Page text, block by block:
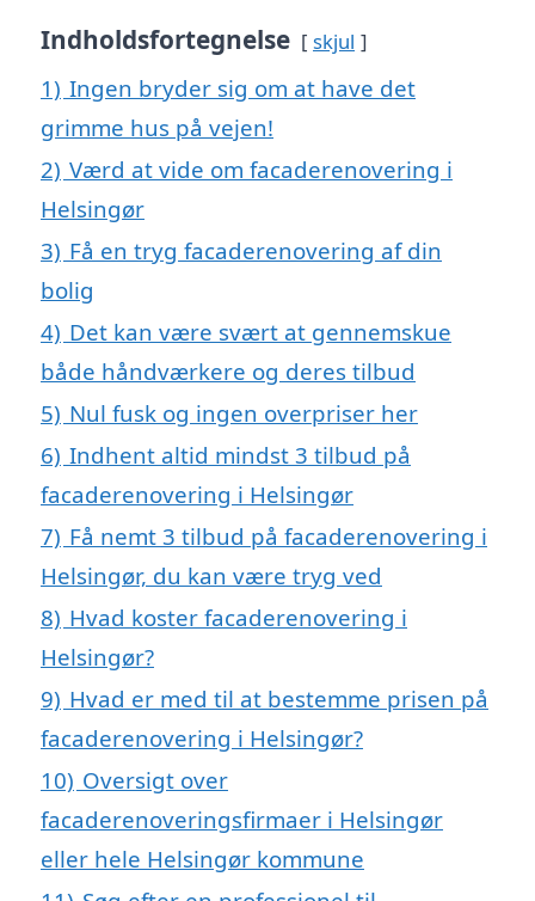
Indholdsfortegnelse skjul
1) Ingen bryder sig om at have det
grimme hus på vejen!
2) Værd at vide om facaderenovering i
Helsingør
3) Få en tryg facaderenovering af din
bolig
4) Det kan være svært at gennemskue
både håndværkere og deres tilbud
5) Nul fusk og ingen overpriser her
6) Indhent altid mindst 3 tilbud på
facaderenovering i Helsingør
7) Få nemt 3 tilbud på facaderenovering i
Helsingør, du kan være tryg ved
8) Hvad koster facaderenovering i
Helsingør?
9) Hvad er med til at bestemme prisen på
facaderenovering i Helsingør?
10) Oversigt over
facaderenoveringsfirmaer i Helsingør
eller hele Helsingør kommune